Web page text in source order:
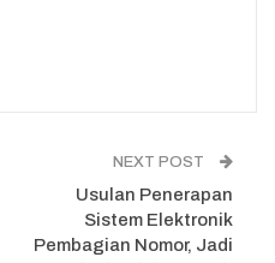
NEXT POST
Usulan Penerapan
Sistem Elektronik
Pembagian Nomor, Jadi